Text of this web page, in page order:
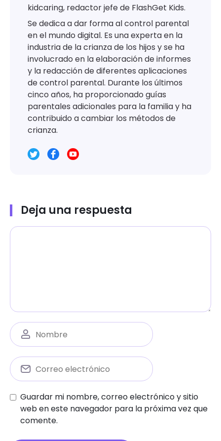
kidcaring, redactor jefe de FlashGet Kids.
Se dedica a dar forma al control parental
en el mundo digital. Es una experta en la
industria de la crianza de los hijos y se ha
involucrado en la elaboración de informes
y la redacción de diferentes aplicaciones
de control parental. Durante los últimos
cinco años, ha proporcionado guías
parentales adicionales para la familia y ha
contribuido a cambiar los métodos de
crianza.
Deja una respuesta
Guardar mi nombre, correo electrónico y sitio
web en este navegador para la próxima vez que
comente.